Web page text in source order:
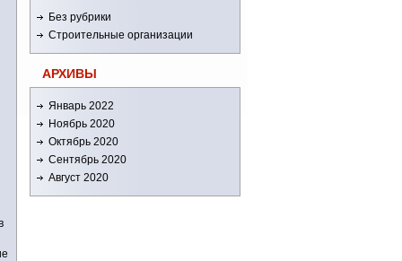
Без рубрики
Строительные организации
АРХИВЫ
Январь 2022
Ноябрь 2020
Октябрь 2020
Сентябрь 2020
Август 2020